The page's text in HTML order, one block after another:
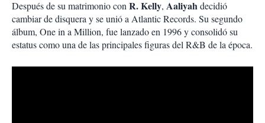
Después de su matrimonio con R. Kelly, Aaliyahdecidió
cambiar de disquera y se unió a Atlantic Records. Su segundo
álbum, One in a Million, fue lanzado en 1996 y consolidó su
estatus como una de las principales figuras del R&B de la época.